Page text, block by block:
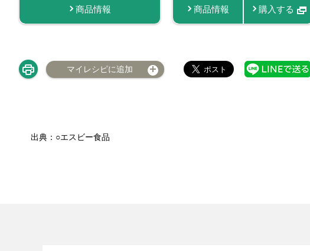
商品情報 商品情報
商品情報 購入する
マイレシピに追加
出典：○エスビー食品